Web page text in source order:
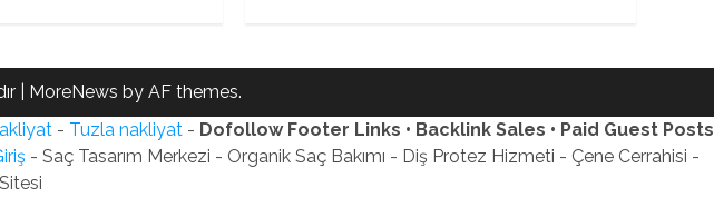
MoreNews by AF themes.
- Tuzla nakliyat - Dofollow Footer Links • Backlink Sales • Paid Guest Posts
- Saç Tasarım Merkezi - Organik Saç Bakımı - Diş Protez Hizmeti - Çene Cerrahisi -